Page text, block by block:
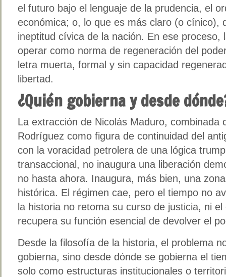
el futuro bajo el lenguaje de la prudencia, el
económica; o, lo que es más claro (o cínico),
ineptitud cívica de la nación. En ese proceso,
operar como norma de regeneración del
letra muerta, formal y sin capacidad
libertad.
¿Quién gobierna y desde
La extracción de Nicolás Maduro, combinada
Rodríguez como figura de continuidad del
con la voracidad petrolera de una lógica
transaccional, no inaugura una liberación
no hasta ahora. Inaugura, más bien, una
histórica. El régimen cae, pero el tiempo no
la historia no retoma su curso de justicia, ni
recupera su función esencial de devolver el
Desde la filosofía de la historia, el problema
gobierna, sino desde dónde se gobierna el
solo como estructuras institucionales o